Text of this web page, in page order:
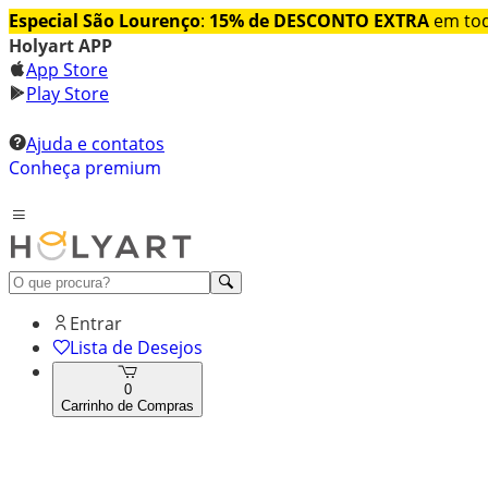
Especial São Lourenço: 15% de DESCONTO EXTRA em
Holyart APP
App Store
Play Store
Ajuda e contatos
Conheça premium
Entrar
Lista de Desejos
0
Carrinho de Compras